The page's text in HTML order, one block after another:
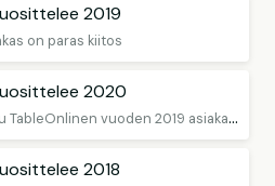
2019
on paras kiitos
2020
L
istaus perustuu TableOnlinen vuoden 2019 asiakasarvioihin
2018